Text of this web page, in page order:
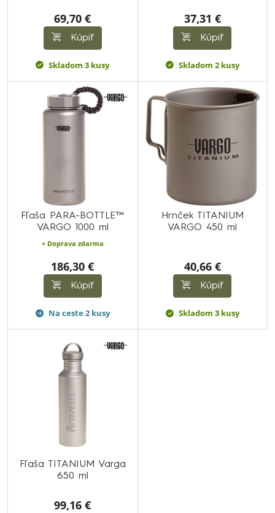
69,70 €
Kúpiť
Skladom 3 kusy
37,31 €
Kúpiť
Skladom 2 kusy
Fľaša PARA-BOTTLE™
VARGO 1000 ml
+ Doprava zdarma
186,30 €
Kúpiť
Na ceste 2 kusy
Hrnček TITANIUM
VARGO 450 ml
40,66 €
Kúpiť
Skladom 3 kusy
Fľaša TITANIUM Varga
650 ml
99,16 €